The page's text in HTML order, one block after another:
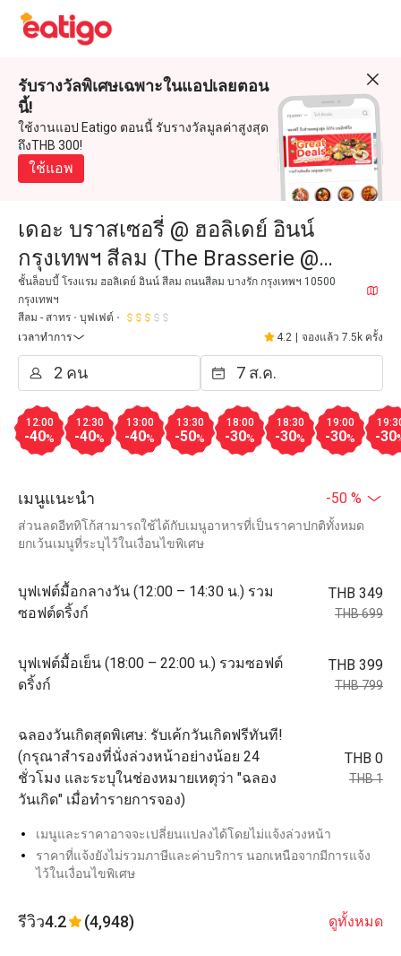
รับรางวัลพิเศษเฉพาะในแอปเลยตอน
นี้!
ใช้งานแอป Eatigo ตอนนี้ รับรางวัลมูลค่าสูงสุด
ถึงTHB 300!
ใช้แอพ
เดอะ บราสเซอรี่ @ ฮอลิเดย์ อินน์
กรุงเทพฯ สีลม (The Brasserie @
Holiday Inn Bangkok Silom)
ชั้นล็อบบี้ โรงแรม ฮอลิเดย์ อินน์ สีลม ถนนสีลม บางรัก กรุงเทพฯ 10500
กรุงเทพฯ
สีลม - สาทร
บุฟเฟต์
เวลาทำการ
4.2 จองแล้ว 7.5k ครั้ง
12:00
-40%
12:30
-40%
13:00
-40%
13:30
-50%
18:00
-30%
18:30
-30%
19:00
-30% -30
เมนูแนะนำ -50 %
ส่วนลดอีททิโก้สามารถใช้ได้กับเมนูอาหารที่เป็นราคาปกติทั้งหมด
ยกเว้นเมนูที่ระบุไว้ในเงื่อนไขพิเศษ
บุฟเฟต์มื้อกลางวัน (12:00 – 14:30 น.) รวม
ซอฟต์ดริ้งก์​
THB 349
THB 699
บุฟเฟต์มื้อเย็น (18:00 – 22:00 น.) รวมซอฟต์
ดริ้งก์​
THB 399
THB 799
ฉลองวันเกิดสุดพิเศษ: รับเค้กวันเกิดฟรีทันที!
(กรุณาสำรองที่นั่งล่วงหน้าอย่างน้อย 24
ชั่วโมง และระบุในช่องหมายเหตุว่า "ฉลอง
วันเกิด" เมื่อทำรายการจอง)
THB 0
THB 1
เมนูและราคาอาจจะเปลี่ยนแปลงได้โดยไม่แจ้งล่วงหน้า
ราคาที่แจ้งยังไม่รวมภาษีและค่าบริการ นอกเหนือจากมีการแจ้ง
ไว้ในเงื่อนไขพิเศษ
รีวิว4.2 (4,948) ดูทั้งหมด